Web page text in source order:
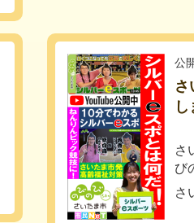
公
さ
さ
び
さ